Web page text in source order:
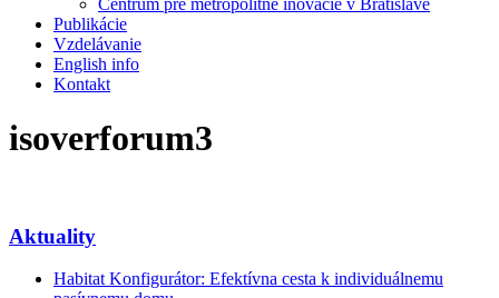
Centrum pre metropolitné inovácie v Bratislave
Publikácie
Vzdelávanie
English info
Kontakt
isoverforum3
Aktuality
Habitat Konfigurátor: Efektívna cesta k individuálnemu